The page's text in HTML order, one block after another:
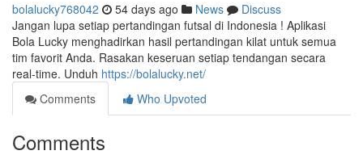
bolalucky768042 54 days ago News
Discuss
Jangan lupa setiap pertandingan futsal di Indonesia ! Aplikasi
Bola Lucky menghadirkan hasil pertandingan kilat untuk semua
tim favorit Anda. Rasakan keseruan setiap tendangan secara
real-time. Unduh https://bolalucky.net/
Comments
Who Upvoted
Comments